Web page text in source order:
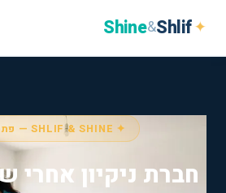
✦
Shlif
&
Shine
✦ SHLIF & SHINE — פתח תקווה
חברת ניקיון אחרי